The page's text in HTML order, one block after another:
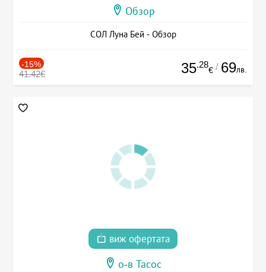
Обзор
СОЛ Луна Бей - Обзор
-15%
41.42€ 35.28
€ / 69лв.
виж офертата
о-в Тасос